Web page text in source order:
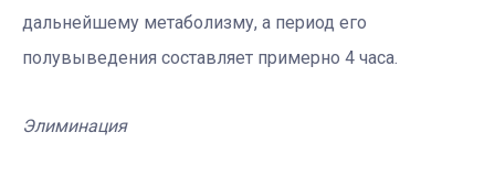
дальнейшему метаболизму, а период его
полувыведения составляет примерно 4 часа.
Элиминация